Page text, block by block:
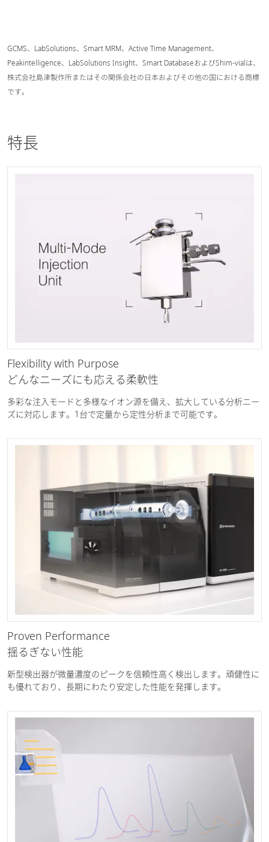
GCMS、LabSolutions、Smart MRM、Active Time Management、
Peakintelligence、LabSolutions Insight、Smart DatabaseおよびShim-vialは、
株式会社島津製作所またはその関係会社の日本およびその他の国における商標
です。
特長
Flexibility with Purpose
どんなニーズにも応える柔軟性
多彩な注入モードと多様なイオン源を備え、拡大している分析ニー
ズに対応します。1台で定量から定性分析まで可能です。
Proven Performance
揺るぎない性能
新型検出器が微量濃度のピークを信頼性高く検出します。頑健性に
も優れており、長期にわたり安定した性能を発揮します。